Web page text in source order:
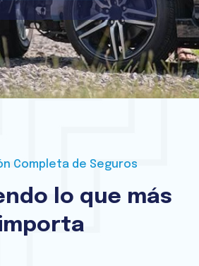
Completa de Seguros
lo que más